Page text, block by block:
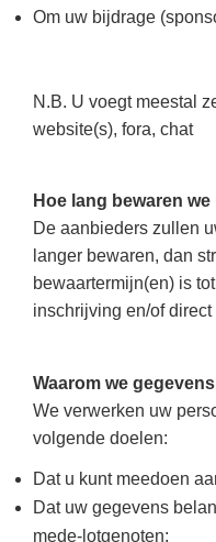
Om uw bijdrage
N.B. U voegt meestal
website(s), fora, chat
Hoe lang bewaren
De aanbieders zullen
langer bewaren, dan
bewaartermijn(en) is
inschrijving en/of
Waarom we
We verwerken uw
volgende doelen:
Dat u kunt meedoen
Dat uw gegevens
mede-lotgenoten;